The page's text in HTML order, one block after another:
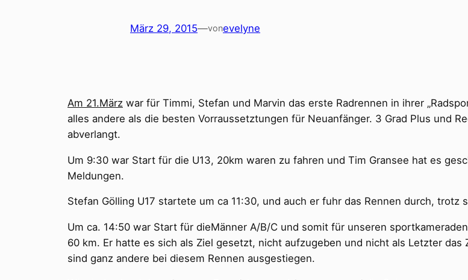
März 29, 2015—vonevelyne
Am 21.März war für Timmi, Stefan und Marvin das erste Radrennen in ihrer
alles andere als die besten Vorraussetztungen für Neuanfänger. 3 Grad Plus und
abverlangt.
Um 9:30 war Start für die U13, 20km waren zu fahren und Tim Gransee hat es
Meldungen.
Stefan Gölling U17 startete um ca 11:30, und auch er fuhr das Rennen durch, trotz
Um ca. 14:50 war Start für dieMänner A/B/C und somit für unseren
60 km. Er hatte es sich als Ziel gesetzt, nicht aufzugeben und nicht als Letzter
sind ganz andere bei diesem Rennen ausgestiegen.